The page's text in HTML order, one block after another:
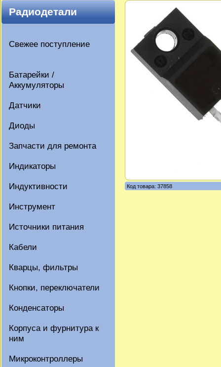
Радиодетали
Свежее поступление
Батарейки /
Аккумуляторы
Датчики
Диоды
Запчасти для ремонта
Индикаторы
Индуктивности
Инструмент
Источники питания
Кабели
Кварцы, фильтры
Кнопки, переключатели
Конденсаторы
Корпуса и фурнитура к
ним
Микроконтроллеры
Код товара: 37858